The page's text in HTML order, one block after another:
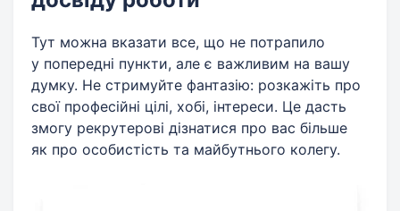
Тут можна вказати все, що не потрапило
у попередні пункти, але є важливим на вашу
думку. Не стримуйте фантазію: розкажіть про
свої професійні цілі, хобі, інтереси. Це дасть
змогу рекрутерові дізнатися про вас більше
як про особистість та майбутнього колегу.